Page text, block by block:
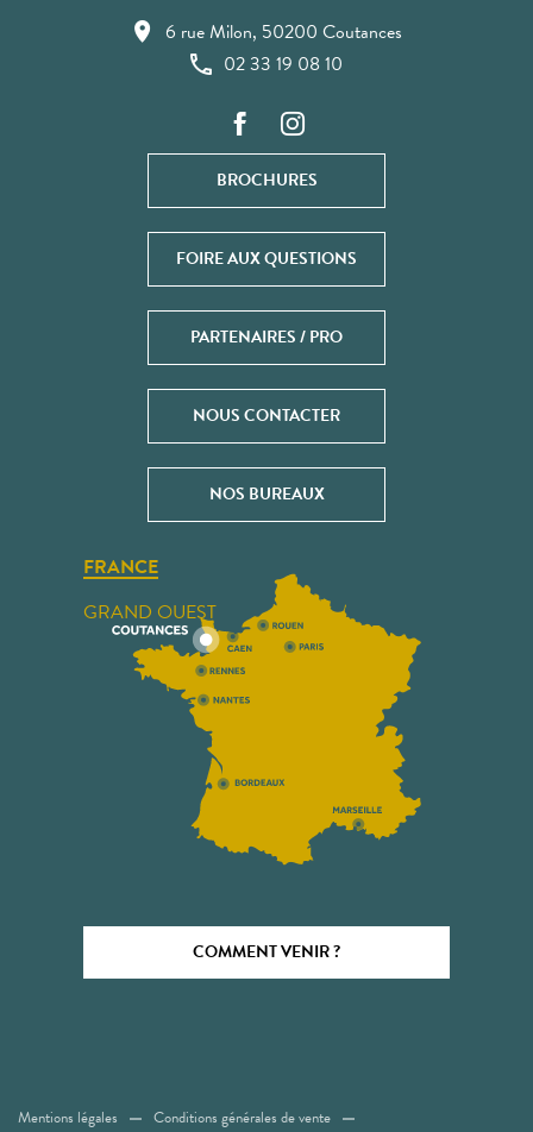
6 rue Milon, 50200 Coutances
02 33 19 08 10
BROCHURES
FOIRE AUX QUESTIONS
PARTENAIRES / PRO
NOUS CONTACTER
NOS BUREAUX
FRANCE
GRAND OUEST
COMMENT VENIR ?
Mentions légales Conditions générales de vente